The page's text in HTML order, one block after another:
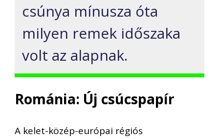
csúnya mínusza óta
milyen remek időszaka
volt az alapnak.
Románia: Új csúcspapír
A kelet-közép-európai régiós